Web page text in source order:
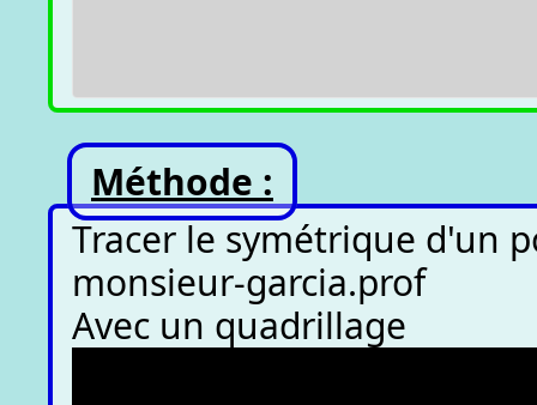
Méthode :
Tracer le symétrique d'un
monsieur-garcia.prof
Avec un quadrillage